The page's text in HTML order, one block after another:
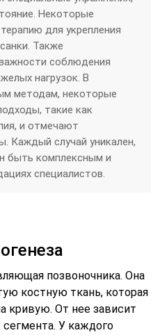
Некоторые
для укрепления
Также
соблюдения
нагрузок. В
методам, некоторые
такие как
и отмечают
Каждый случай уникален,
быть комплексным и
специалистов.
позвоночника. Она
костную ткань, которая
кривую. От нее зависит
сегмента. У каждого